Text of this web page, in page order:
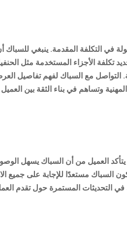
في التكلفة المقدمة. ينبغي للسباك
تكلفة الأجزاء المستخدمة مثل
التواصل مع السباك لفهم تفاصيل
وتساهم في بناء الثقة بين
العميل من أن السباك يسهل الوصول
السباك مستعدًا للإجابة على جميع
التحديثات المستمرة حول تقدم